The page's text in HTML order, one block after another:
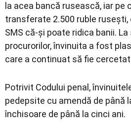
la acea bancă rusească, iar pe
transferate 2.500 ruble
SMS că-și poate ridica banii.
procurorilor, învinuita a fost
care a continuat să fie
Potrivit Codului penal,
pedepsite cu amendă de până
închisoare de până la cinci ani.